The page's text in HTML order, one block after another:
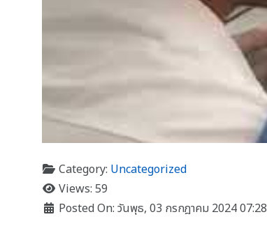
Category: Uncategorized
Views: 59
Posted On: วันพุธ, 03 กรกฎาคม 2024 07:28